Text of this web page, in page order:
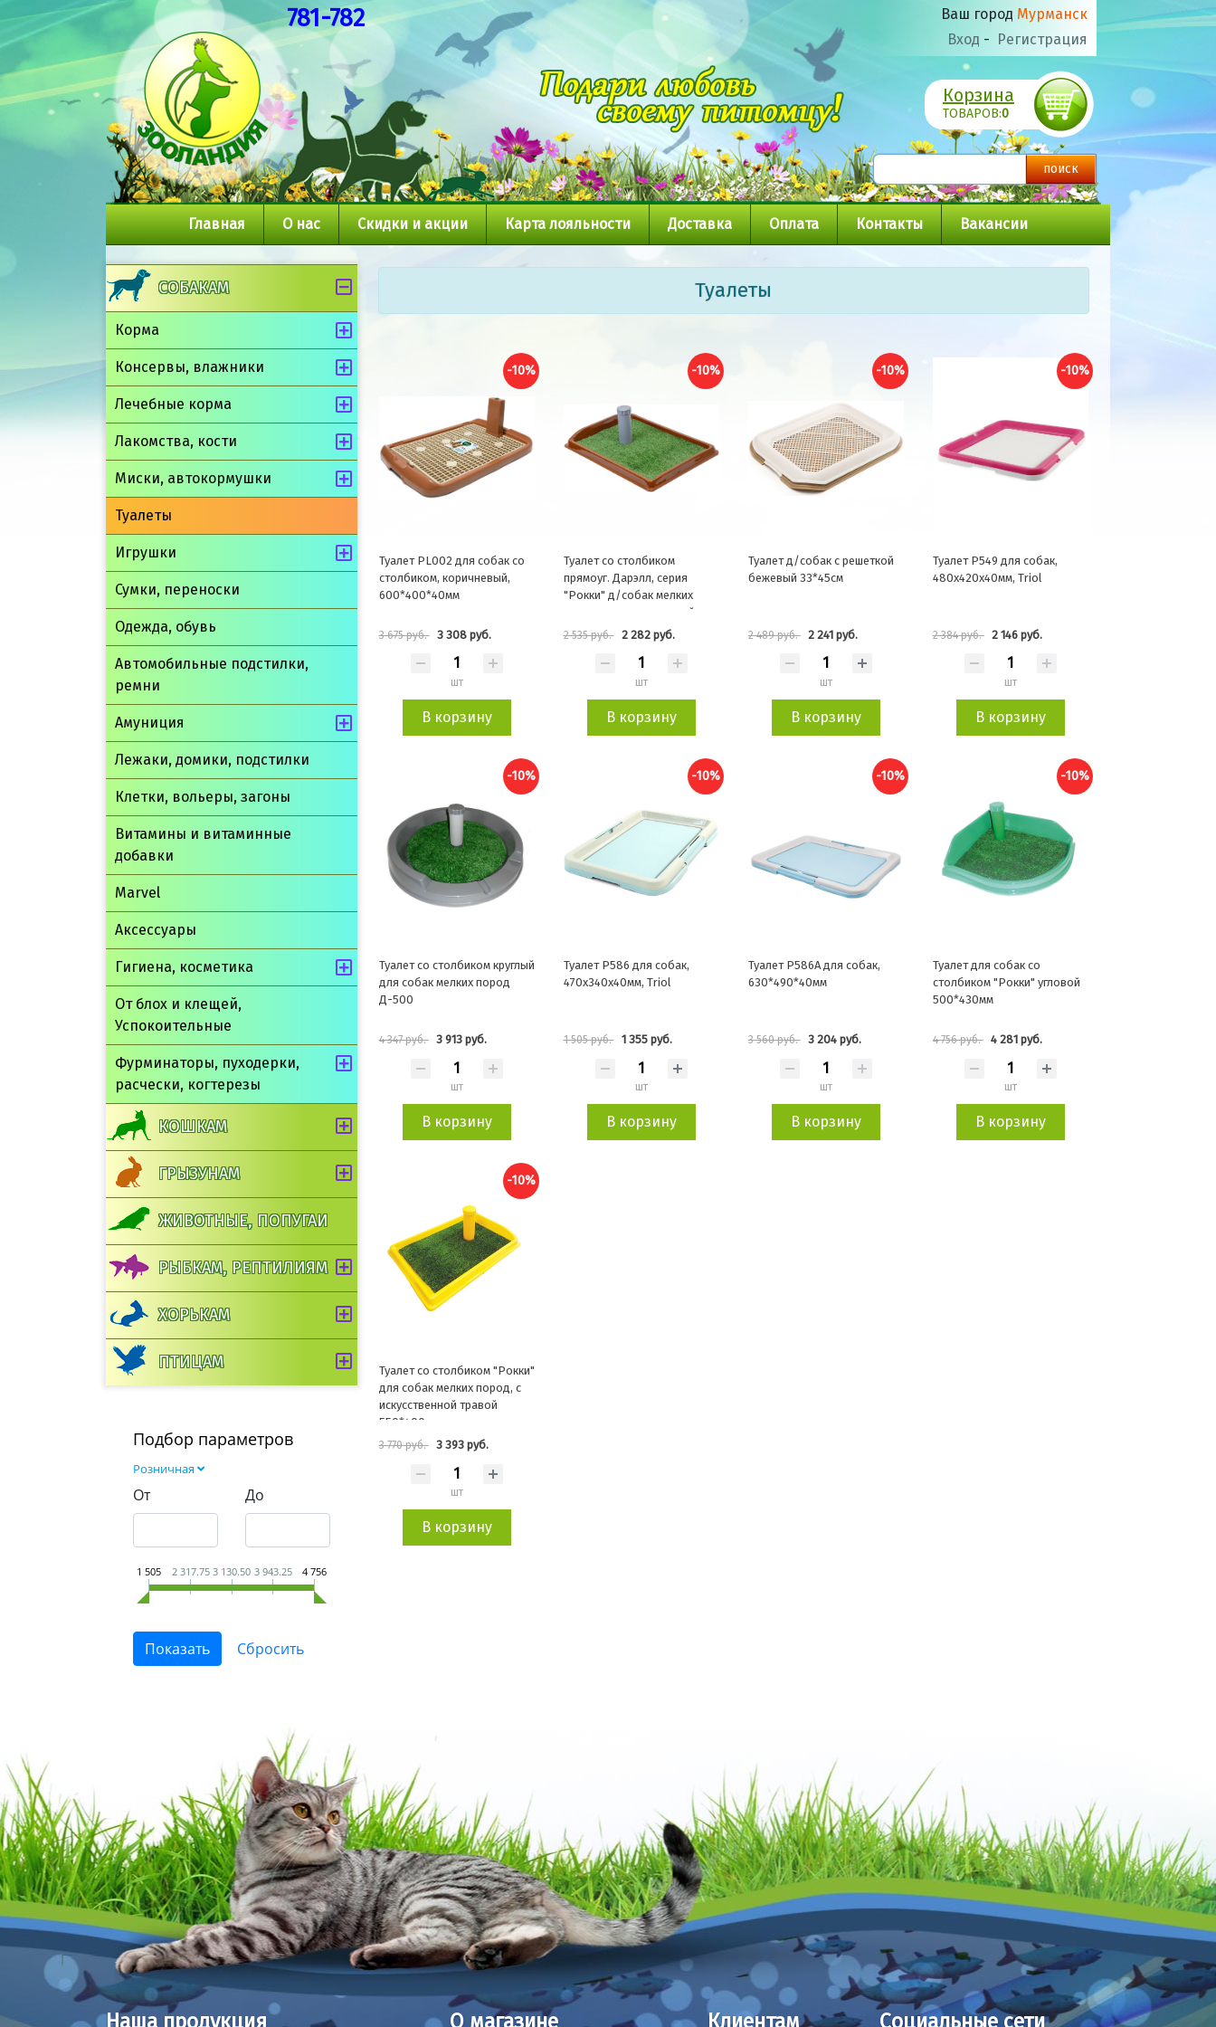
781-782 Ваш город Мурманск
Вход - Регистрация
Корзина
ТОВАРОВ:0
Главная О нас Скидки и акции Карта лояльности Доставка Оплата Контакты Вакансии
СОБАКАМ
Корма
Консервы, влажники
Лечебные корма
Лакомства, кости
Миски, автокормушки
Туалеты
Игрушки
Сумки, переноски
Одежда, обувь
Автомобильные подстилки,
ремни
Амуниция
Лежаки, домики, подстилки
Клетки, вольеры, загоны
Витамины и витаминные
добавки
Marvel
Аксессуары
Гигиена, косметика
От блох и клещей,
Успокоительные
Фурминаторы, пуходерки,
расчески, когтерезы
КОШКАМ
ГРЫЗУНАМ
ЖИВОТНЫЕ, ПОПУГАИ
РЫБКАМ, РЕПТИЛИЯМ
ХОРЬКАМ
ПТИЦАМ
Подбор параметров
Розничная
От До
1 505 2 317.75 3 130.50 3 943.25 4 756
Туалеты
-10%
Туалет PL002 для собак со
столбиком, коричневый,
600*400*40мм
3 675 руб. 3 308 руб.
шт
В корзину
-10%
Туалет со столбиком
прямоуг. Дарэлл, серия
"Рокки" д/собак мелких
пород с искусств.травой
55*40см
2 535 руб. 2 282 руб.
шт
В корзину
-10%
Туалет д/собак с решеткой
бежевый 33*45см
2 489 руб. 2 241 руб.
шт
В корзину
-10%
Туалет P549 для собак,
480х420х40мм, Triol
2 384 руб. 2 146 руб.
шт
В корзину
-10%
Туалет со столбиком круглый
для собак мелких пород
Д-500
4 347 руб. 3 913 руб.
шт
В корзину
-10%
Туалет P586 для собак,
470х340х40мм, Triol
1 505 руб. 1 355 руб.
шт
В корзину
-10%
Туалет P586А для собак,
630*490*40мм
3 560 руб. 3 204 руб.
шт
В корзину
-10%
Туалет для собак со
столбиком "Рокки" угловой
500*430мм
4 756 руб. 4 281 руб.
шт
В корзину
-10%
Туалет со столбиком "Рокки"
для собак мелких пород, с
искусственной травой
550*400
3 770 руб. 3 393 руб.
шт
В корзину
Наша продукция О магазине Клиентам Социальные сети